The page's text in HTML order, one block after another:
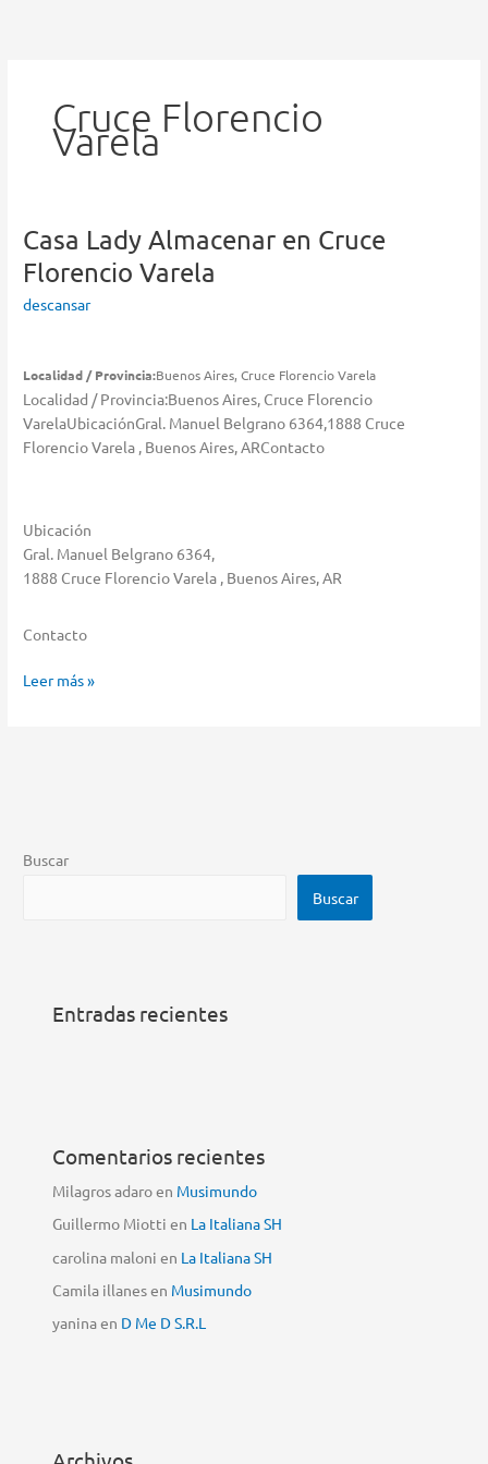
Cruce Florencio
Varela
Casa LadyAlmacenar en Cruce
Florencio Varela
descansar
Localidad / Provincia:Buenos Aires, Cruce Florencio Varela
Localidad / Provincia:Buenos Aires, Cruce Florencio
VarelaUbicaciónGral. Manuel Belgrano 6364,1888 Cruce
Florencio Varela , Buenos Aires, ARContacto
Ubicación
Gral. Manuel Belgrano 6364,
1888 Cruce Florencio Varela , Buenos Aires, AR
Contacto
Casa
Leer más »
Buscar
Buscar
Entradas recientes
Comentarios recientes
Milagros adaroen Musimundo
Guillermo Miotti en La Italiana SH
carolina maloni en La Italiana SH
Camila illanesen Musimundo
yaninaen D Me D S.R.L